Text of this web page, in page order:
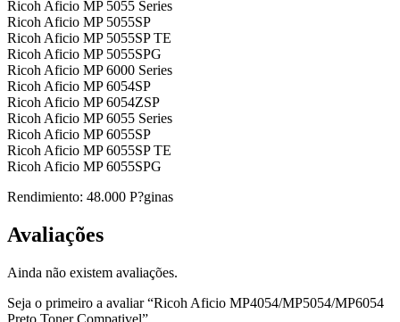
Ricoh Aficio MP 5055 Series
Ricoh Aficio MP 5055SP
Ricoh Aficio MP 5055SP TE
Ricoh Aficio MP 5055SPG
Ricoh Aficio MP 6000 Series
Ricoh Aficio MP 6054SP
Ricoh Aficio MP 6054ZSP
Ricoh Aficio MP 6055 Series
Ricoh Aficio MP 6055SP
Ricoh Aficio MP 6055SP TE
Ricoh Aficio MP 6055SPG
Rendimiento: 48.000 P?ginas
Avaliações
Ainda não existem avaliações.
Seja o primeiro a avaliar “Ricoh Aficio MP4054/MP5054/MP6054
Preto Toner Compativel”